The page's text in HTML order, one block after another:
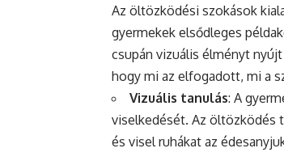
Az öltözködési szokások
gyermekek elsődleges
csupán vizuális élményt
hogy mi az elfogadott, mi a
Vizuális tanulás: A
viselkedését. Az öltözködés
és visel ruhákat az